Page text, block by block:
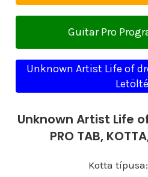
Guitar Pro
Unknown Artist Life of
Unknown Artist Life
PRO TAB,
Kotta